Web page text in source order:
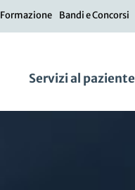
Formazione Bandi e Concorsi
Servizi al paziente